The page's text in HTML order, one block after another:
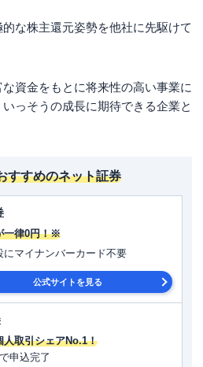
な株主還元姿勢を他社に先駆けて
資金をもとに将来性の高い事業に
っそうの成長に期待できる企業と
すすめのネット証券
一律0円！※
にマイナンバーカード不要
公式サイトを見る
人取引シェアNo.1！
申込完了